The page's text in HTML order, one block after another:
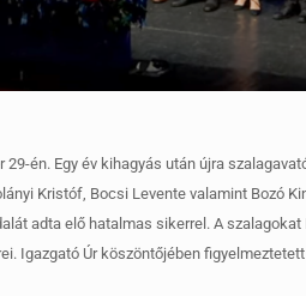
én. Egy év kihagyás után újra
Kristóf, Bocsi Levente valamint Bozó
adta elő hatalmas sikerrel. A
Igazgató Úr köszöntőjében